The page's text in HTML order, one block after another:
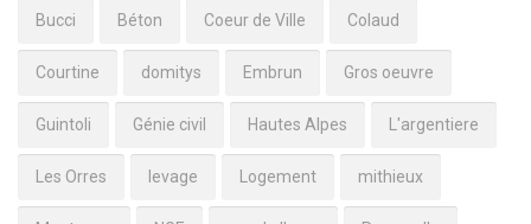
Bucci Béton Coeur de Ville Colaud
Courtine domitys Embrun Gros oeuvre
Guintoli Génie civil Hautes Alpes L'argentiere
Les Orres levage Logement mithieux